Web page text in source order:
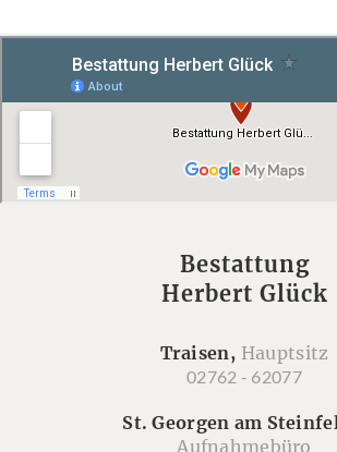
Bestattung
Herbert Glück
Traisen, Hauptsitz
02762 - 62077
St. Georgen am
Aufnahmebüro